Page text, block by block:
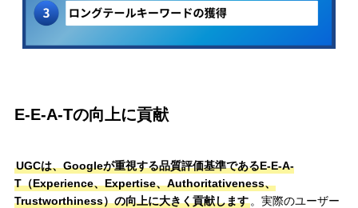
E-E-A-Tの向上に貢献
UGCは、Googleが重視する品質評価基準であるE-E-A-
T（Experience、Expertise、Authoritativeness、
Trustworthiness）の向上に大きく貢献します。実際のユーザー